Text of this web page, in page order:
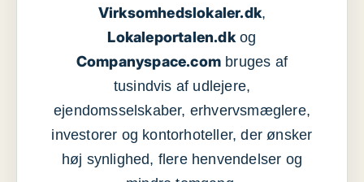
Virksomhedslokaler.dk,
Lokaleportalen.dkog
Companyspace.com bruges af
tusindvis af udlejere,
ejendomsselskaber, erhvervsmæglere,
investorer og kontorhoteller, der ønsker
høj synlighed, flere henvendelser og